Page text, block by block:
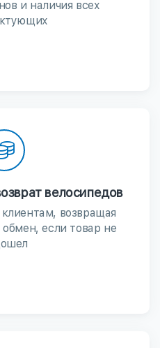
и наличия всех
велосипедов
возвращая
если товар не